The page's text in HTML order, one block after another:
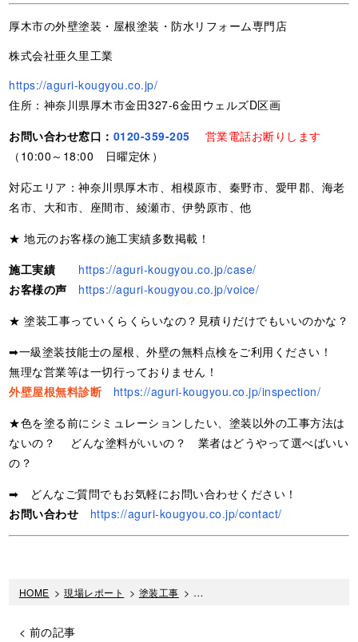
厚木市の外壁塗装・屋根塗装・防水リフォーム専門店
株式会社亜久里工業
https://aguri-kougyou.co.jp/
住所：神奈川県厚木市金田327-6金田ウェルズD区画
お問い合わせ窓口： 0120-359-205
営業電話お断りします
（10:00～18:00 日曜定休）
対応エリア：神奈川県厚木市、相模原市、秦野市、愛甲郡、海老
名市、大和市、座間市、綾瀬市、伊勢原市、他
★ 地元のお客様の施工実績多数掲載！
施工実績
https://aguri-kougyou.co.jp/case/
お客様の声
https://aguri-kougyou.co.jp/voice/
★ 塗装工事っていくらくらいなの？見積りだけでもいいのかな？
➡一級塗装技能士の屋根、外壁の無料点検をご利用ください！
無理な営業等は一切行っておりません！
外壁屋根無料診断
https://aguri-kougyou.co.jp/inspection/
★色を塗る前にシミュレーションしたい、塗装以外の工事方法は
ないの？ どんな塗料がいいの？ 業者はどうやって選べばいい
の？
➡ どんなご質問でもお気軽にお問い合わせください！
お問い合わせ
https://aguri-kougyou.co.jp/contact/
HOME >現場レポート > 塗装工事 > 神奈川県厚木市｜バルコニー防水
< 前の記事